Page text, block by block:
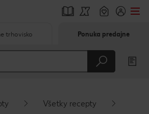
trhovisko Ponuka predajne
Všetky recepty